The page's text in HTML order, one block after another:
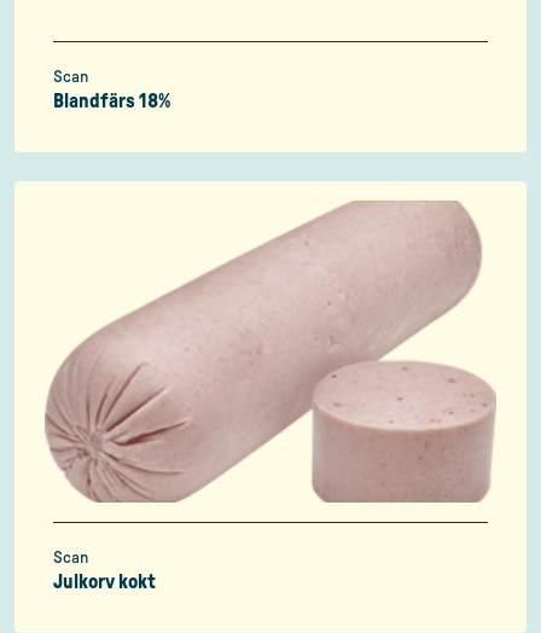
Scan
Blandfärs 18%
Scan
Julkorv kokt